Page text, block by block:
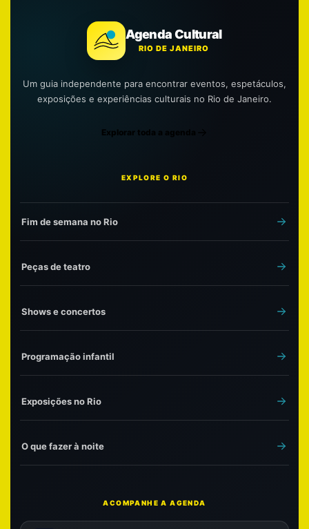
Agenda Cultural
RIO DE JANEIRO
Um guia independente para encontrar eventos, espetáculos,
exposições e experiências culturais no Rio de Janeiro.
Explorar toda a agenda
EXPLORE O RIO
Fim de semana no Rio
Peças de teatro
Shows e concertos
Programação infantil
Exposições no Rio
O que fazer à noite
ACOMPANHE A AGENDA